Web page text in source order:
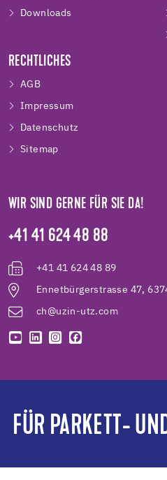
Downloads
RECHTLICHES
AGB
Impressum
Datenschutz
Sitemap
WIR SIND GERNE FÜR SIE DA!
+41 41 624 48 88
+41 41 624 48 89
Ennetbürgerstrasse 47,
ch@uzin-utz.com
FÜR PARKETT-